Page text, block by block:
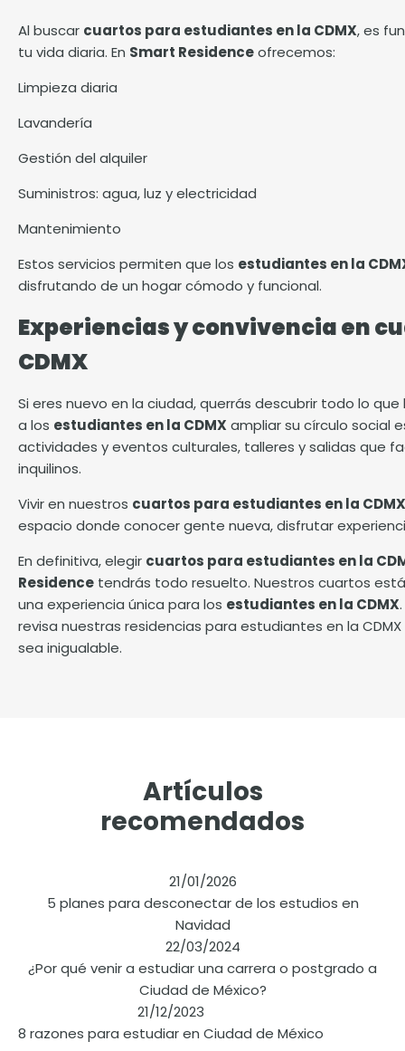
Al buscar cuartos para estudiantes en la CDMX, es
tu vida diaria. En Smart Residenceofrecemos:
Limpieza diaria
Lavandería
Gestión del alquiler
Suministros: agua, luz y electricidad
Mantenimiento
Estos servicios permiten que los estudiantes en la
disfrutando de un hogar cómodo y funcional.
Experiencias y convivencia en
CDMX
Si eres nuevo en la ciudad, querrás descubrir todo lo
a los estudiantes en la CDMX ampliar su círculo social
actividades y eventos culturales, talleres y salidas que
inquilinos.
Vivir en nuestros cuartos para estudiantes en la CDMX
espacio donde conocer gente nueva, disfrutar
En definitiva, elegir cuartos para estudiantes en la
Residence tendrás todo resuelto. Nuestros cuartos
una experiencia única para los estudiantes en la CDMX
revisa nuestras residencias para estudiantes en la
sea inigualable.
Artículos
recomendados
21/01/2026
5 planes para desconectar de los estudios en
Navidad
22/03/2024
¿Por qué venir a estudiar una carrera o postgrado a
Ciudad de México?
21/12/2023
8 razones para estudiar en Ciudad de México